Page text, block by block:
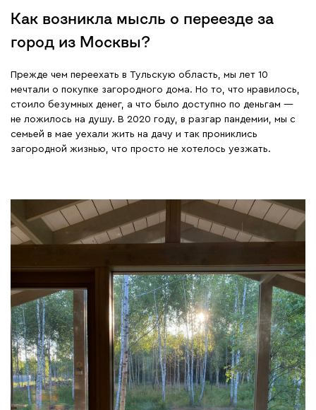
Как возникла мысль о переезде за
город из Москвы?
Прежде чем переехать в Тульскую область, мы лет 10
мечтали о покупке загородного дома. Но то, что нравилось,
стоило безумных денег, а что было доступно по деньгам —
не ложилось на душу. В 2020 году, в разгар пандемии, мы с
семьей в мае уехали жить на дачу и так прониклись
загородной жизнью, что просто не хотелось уезжать.